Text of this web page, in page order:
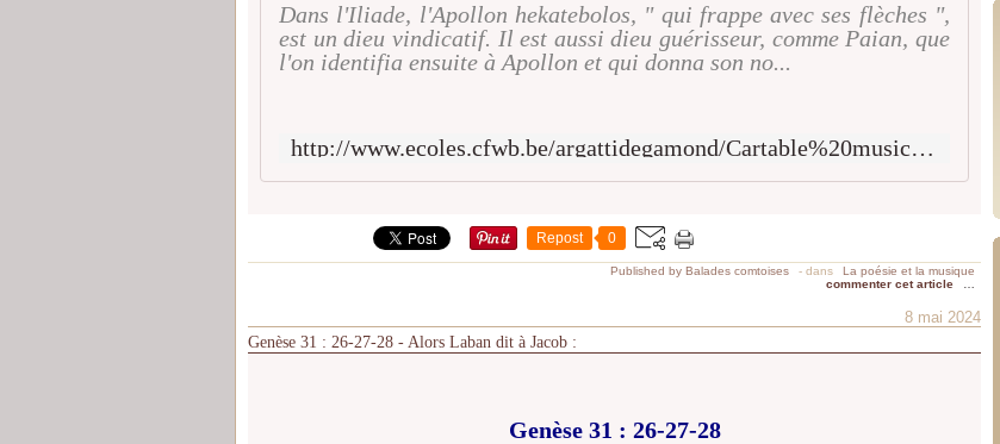
Dans l'Iliade, l'Apollon hekatebolos, " qui frappe avec ses flèches ",
est un dieu vindicatif. Il est aussi dieu guérisseur, comme Paian, que
l'on identifia ensuite à Apollon et qui donna son no...
http://www.ecoles.cfwb.be/argattidegamond/Cartable%20musical/Antiquit%C3%A9/Gr%C3%A8ceextrait1.htm
Repost 0
Published by Balades comtoises - dans
La poésie et la musique
commenter cet article
8 mai 2024
Genèse 31 : 26-27-28 - Alors Laban dit à Jacob :
Genèse 31 : 26-27-28